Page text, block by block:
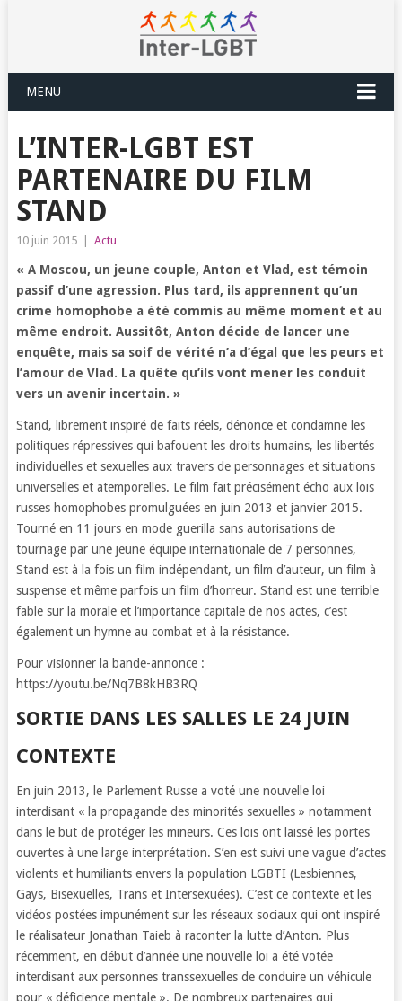
MENU
L’INTER-LGBT EST
PARTENAIRE DU FILM
STAND
10 juin 2015 Actu
« A Moscou, un jeune couple, Anton et Vlad, est témoin
passif d’une agression. Plus tard, ils apprennent qu’un
crime homophobe a été commis au même moment et au
même endroit. Aussitôt, Anton décide de lancer une
enquête, mais sa soif de vérité n’a d’égal que les peurs et
l’amour de Vlad. La quête qu’ils vont mener les conduit
vers un avenir incertain. »
Stand, librement inspiré de faits réels, dénonce et condamne les
politiques répressives qui bafouent les droits humains, les libertés
individuelles et sexuelles aux travers de personnages et situations
universelles et atemporelles. Le film fait précisément écho aux lois
russes homophobes promulguées en juin 2013 et janvier 2015.
Tourné en 11 jours en mode guerilla sans autorisations de
tournage par une jeune équipe internationale de 7 personnes,
Stand est à la fois un film indépendant, un film d’auteur, un film à
suspense et même parfois un film d’horreur. Stand est une terrible
fable sur la morale et l’importance capitale de nos actes, c’est
également un hymne au combat et à la résistance.
Pour visionner la bande-annonce :
https://youtu.be/Nq7B8kHB3RQ
SORTIE DANS LES SALLES LE 24 JUIN
CONTEXTE
En juin 2013, le Parlement Russe a voté une nouvelle loi
interdisant « la propagande des minorités sexuelles » notamment
dans le but de protéger les mineurs. Ces lois ont laissé les portes
ouvertes à une large interprétation. S’en est suivi une vague d’actes
violents et humiliants envers la population LGBTI (Lesbiennes,
Gays, Bisexuelles, Trans et Intersexuées). C’est ce contexte et les
vidéos postées impunément sur les réseaux sociaux qui ont inspiré
le réalisateur Jonathan Taieb à raconter la lutte d’Anton. Plus
récemment, en début d’année une nouvelle loi a été votée
interdisant aux personnes transsexuelles de conduire un véhicule
pour « déficience mentale ». De nombreux partenaires qui